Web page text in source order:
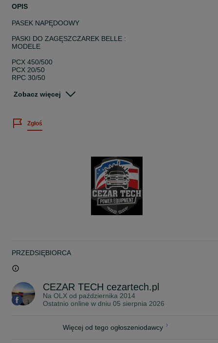
OPIS
PASEK NAPĘDOOWY
PASKI DO ZAGĘSZCZAREK BELLE :
MODELE
PCX 450/500
PCX 20/50
RPC 30/50
RPC 45/60
Cena od 60 zł do 141 zł - w zależności , który model
POSIADAMY PASKI DO ZAGĘSZCZAREK BELLE
CEZAR TECH Maszyny Budowlane i Urządzenia
Zobacz więcej
Zgłoś
PRZEDSIĘBIORCA
CEZAR TECH cezartech.pl
Na OLX od października 2014
Ostatnio online w dniu 05 sierpnia 2026
Więcej od tego ogłoszeniodawcy